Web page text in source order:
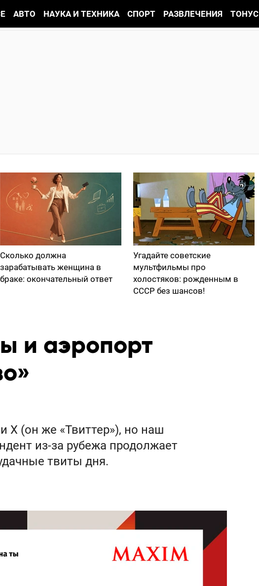
АВТО НАУКА И ТЕХНИКА СПОРТ РАЗВЛЕЧЕНИЯ ТОНУС
Сколько должна
зарабатывать женщина в
браке: окончательный ответ
Угадайте советские
мультфильмы про
холостяков: рожденным в
СССР без шансов!
и аэропорт
X (он же «Твиттер»), но наш
из-за рубежа продолжает
твиты дня.